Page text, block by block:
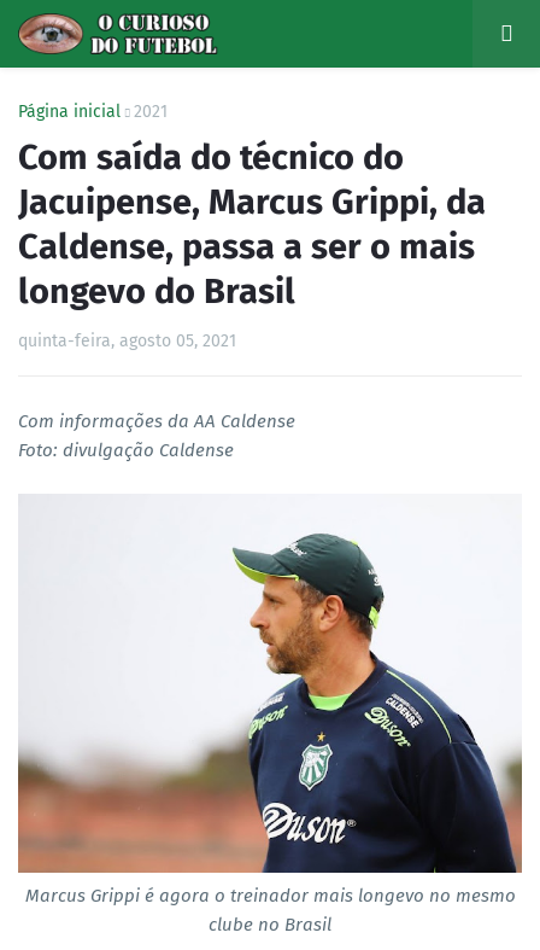
Página inicial 2021
Com saída do técnico do
Jacuipense, Marcus Grippi, da
Caldense, passa a ser o mais
longevo do Brasil
quinta-feira, agosto 05, 2021
Com informações da AA Caldense
Foto: divulgação Caldense
Marcus Grippi é agora o treinador mais longevo no mesmo
clube no Brasil